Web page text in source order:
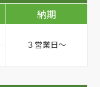
納期
３営業日～